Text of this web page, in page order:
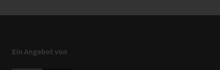
Ein Angebot von